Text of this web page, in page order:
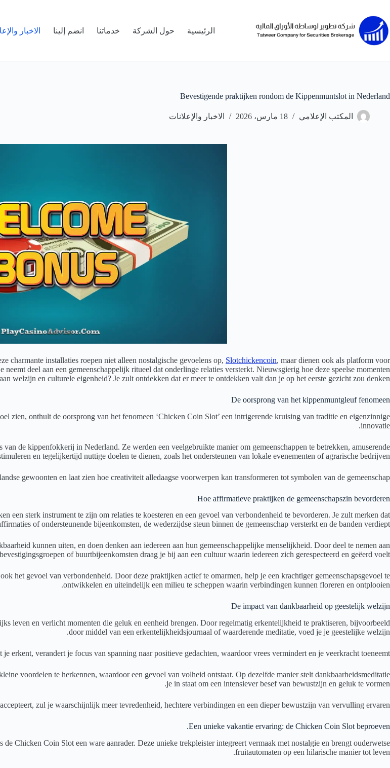
المحتوى
الرئيسية حول الشركة خدماتنا انضم إلينا الاخبار
Bevestigende praktijken rondom de Kippenmuntslot in Nederland
المكتب الإعلامي 18 مارس، 2026 الاخبار والإعلانات
charmante installaties roepen niet alleen nostalgische gevoelens op, Slotchickencoin, maar dienen ook als platform voor
deel aan een gemeenschappelijk ritueel dat onderlinge relaties versterkt. Nieuwsgierig hoe deze speelse momenten
welzijn en culturele eigenheid? Je zult ontdekken dat er meer te ontdekken valt dan je op het eerste gezicht zou denken.
De oorsprong van het kippenmuntgleuf fenomeen
zien, onthult de oorsprong van het fenomeen ‘Chicken Coin Slot’ een intrigerende kruising van traditie en eigenzinnige
innovatie.
de kippenfokkerij in Nederland. Ze werden een veelgebruikte manier om gemeenschappen te betrekken, amuserende
en tegelijkertijd nuttige doelen te dienen, zoals het ondersteunen van lokale evenementen of agrarische bedrijven.
gewoonten en laat zien hoe creativiteit alledaagse voorwerpen kan transformeren tot symbolen van de gemeenschap.
Hoe affirmatieve praktijken de gemeenschapszin bevorderen
een sterk instrument te zijn om relaties te koesteren en een gevoel van verbondenheid te bevorderen. Je zult merken dat
of ondersteunende bijeenkomsten, de wederzijdse steun binnen de gemeenschap versterkt en de banden verdiept.
kunnen uiten, en doen denken aan iedereen aan hun gemeenschappelijke menselijkheid. Door deel te nemen aan
bevestigingsgroepen of buurtbijeenkomsten draag je bij aan een cultuur waarin iedereen zich gerespecteerd en geëerd voelt.
het gevoel van verbondenheid. Door deze praktijken actief te omarmen, help je een krachtiger gemeenschapsgevoel te
ontwikkelen en uiteindelijk een milieu te scheppen waarin verbindingen kunnen floreren en ontplooien.
De impact van dankbaarheid op geestelijk welzijn
leven en verlicht momenten die geluk en eenheid brengen. Door regelmatig erkentelijkheid te praktiseren, bijvoorbeeld
door middel van een erkentelijkheidsjournaal of waarderende meditatie, voed je je geestelijke welzijn.
erkent, verandert je focus van spanning naar positieve gedachten, waardoor vrees vermindert en je veerkracht toeneemt.
voordelen te herkennen, waardoor een gevoel van volheid ontstaat. Op dezelfde manier stelt dankbaarheidsmeditatie
je in staat om een intensiever besef van bewustzijn en geluk te vormen.
zul je waarschijnlijk meer tevredenheid, hechtere verbindingen en een dieper bewustzijn van vervulling ervaren.
Een unieke vakantie ervaring: de Chicken Coin Slot beproeven.
Chicken Coin Slot een ware aanrader. Deze unieke trekpleister integreert vermaak met nostalgie en brengt ouderwetse
fruitautomaten op een hilarische manier tot leven.